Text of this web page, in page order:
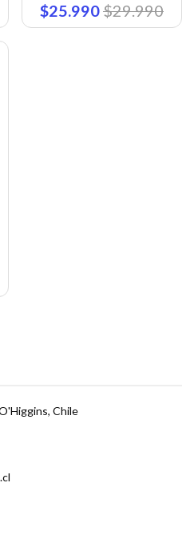
$25.990$29.990
Chile